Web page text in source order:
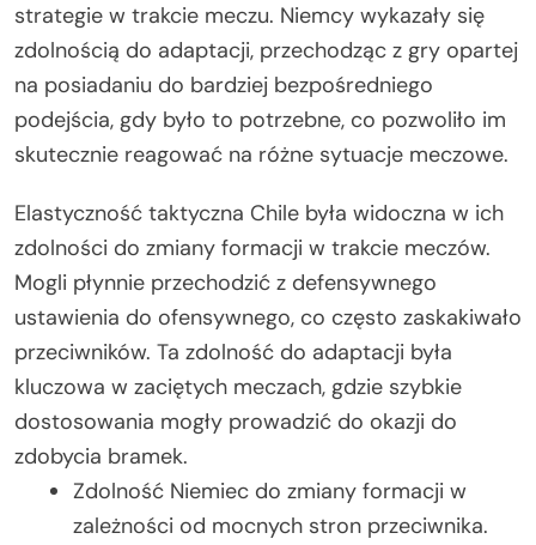
strategie w trakcie meczu. Niemcy wykazały się
zdolnością do adaptacji, przechodząc z gry opartej
na posiadaniu do bardziej bezpośredniego
podejścia, gdy było to potrzebne, co pozwoliło im
skutecznie reagować na różne sytuacje meczowe.
Elastyczność taktyczna Chile była widoczna w ich
zdolności do zmiany formacji w trakcie meczów.
Mogli płynnie przechodzić z defensywnego
ustawienia do ofensywnego, co często zaskakiwało
przeciwników. Ta zdolność do adaptacji była
kluczowa w zaciętych meczach, gdzie szybkie
dostosowania mogły prowadzić do okazji do
zdobycia bramek.
Zdolność Niemiec do zmiany formacji w
zależności od mocnych stron przeciwnika.